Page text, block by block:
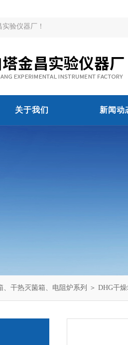
验仪器厂！
关于我们 新闻动
、干热灭箘箱、电阻炉系列 ＞ DHG干